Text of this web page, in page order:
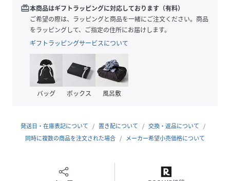
※タグにネームを記入できる欄を3段ご用意していますの
で、下から記入していただければカットすることができ、持
ち主が変わっても長く愛用していただくことができます。
※商品の色味は、物撮りの詳細画像をご参照ください。
※こちらの商品はアウトレットのオリジナルレーベル商品で
いいたします。
その他のSHIPS各店舗へのお取り寄せ対応は致しかねますの
□SHIPSColors
redeem本商品はギフトラッピングに対応しております（有料）
ご希望の際は、ラッピングと商品を一緒にご注文ください。商品
をラッピングして、ご指定の住所にお届けします。
ギフトラッピングサービスについて
バッグ ボックス 風呂敷
発送日・在庫表記について 置き配について
交換・返品について
同時に複数の商品を注文された場合
メーカー希望小売価格について